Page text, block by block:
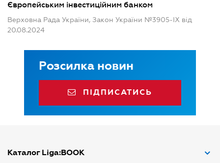
Європейським інвестиційним банком
Верховна Рада України, Закон України №3905-IX від
20.08.2024
Розсилка новин
ПІДПИСАТИСЬ
Каталог Liga:BOOK